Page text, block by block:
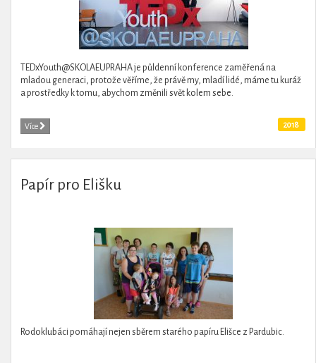
TEDxYouth@SKOLAEUPRAHA je půldenní konference zaměřená na
mladou generaci, protože věříme, že právě my, mladí lidé, máme tu kuráž
a prostředky k tomu, abychom změnili svět kolem sebe.
Více 2018
Papír pro Elišku
Rodoklubáci pomáhají nejen sběrem starého papíru Elišce z Pardubic.